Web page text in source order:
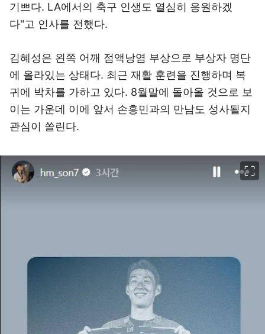
기쁘다. LA에서의 축구 인생도 열심히 응원하겠
다"고 인사를 전했다.
김혜성은 왼쪽 어깨 점액낭염 부상으로 부상자 명단
에 올라있는 상태다. 최근 재활 훈련을 진행하며 복
귀에 박차를 가하고 있다. 8월말에 돌아올 것으로 보
이는 가운데 이에 앞서 손흥민과의 만남도 성사될지
관심이 쏠린다.